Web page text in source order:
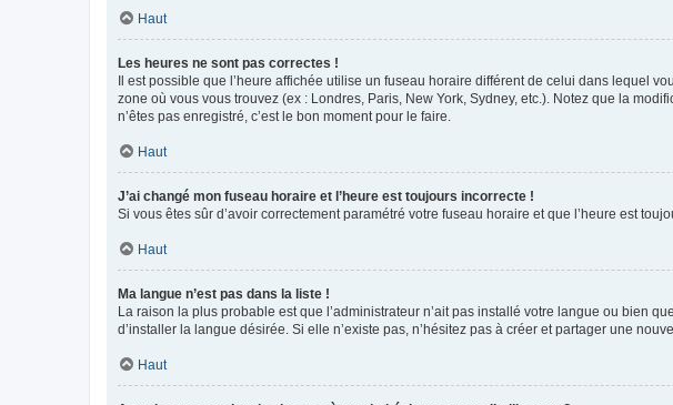
Haut
Les heures ne sont pas correctes !
Il est possible que l’heure affichée utilise un fuseau horaire différent de celui dans lequel
zone où vous vous trouvez (ex : Londres, Paris, New York, Sydney, etc.). Notez que la
n’êtes pas enregistré, c’est le bon moment pour le faire.
Haut
J’ai changé mon fuseau horaire et l’heure est toujours incorrecte !
Si vous êtes sûr d’avoir correctement paramétré votre fuseau horaire et que l’heure est
Haut
Ma langue n’est pas dans la liste !
La raison la plus probable est que l’administrateur n’ait pas installé votre langue ou bien
d’installer la langue désirée. Si elle n’existe pas, n’hésitez pas à créer et partager une
Haut